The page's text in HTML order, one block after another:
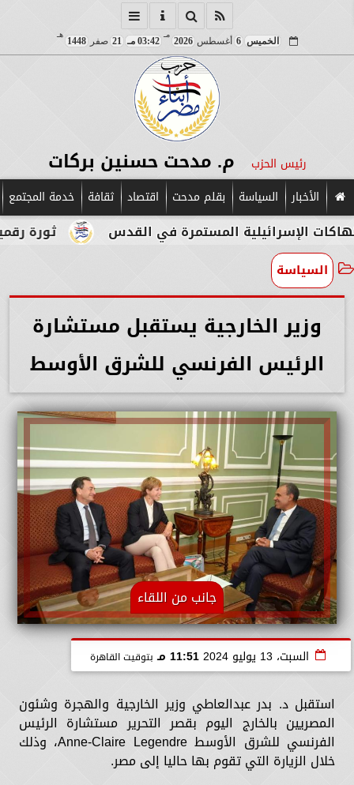
الخميس 6 أغسطس2026
مـ
03:42 مـ 21 صفر1448
هـ
رئيس الحزب م. مدحت حسنين بركات
الأخبار السياسة بقلم مدحت اقتصاد ثقافة خدمة المجتمع
ثورة رقمية في المستمرة في القدس
السياسة
وزير الخارجية يستقبل مستشارة
الرئيس الفرنسي للشرق الأوسط
جانب من اللقاء
السبت، 13 يوليو 2024 11:51 مـ بتوقيت القاهرة
استقبل د. بدر عبدالعاطي وزير الخارجية والهجرة وشئون
المصريين بالخارج اليوم بقصر التحرير مستشارة الرئيس
الفرنسي للشرق الأوسط Anne-Claire Legendre، وذلك
خلال الزيارة التي تقوم بها حاليا إلى مصر.